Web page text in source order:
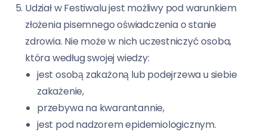
Udział w Festiwalu jest możliwy pod warunkiem
złożenia pisemnego oświadczenia o stanie
zdrowia. Nie może w nich uczestniczyć osoba,
która według swojej wiedzy:
jest osobą zakażoną lub podejrzewa u siebie
zakażenie,
przebywa na kwarantannie,
jest pod nadzorem epidemiologicznym.